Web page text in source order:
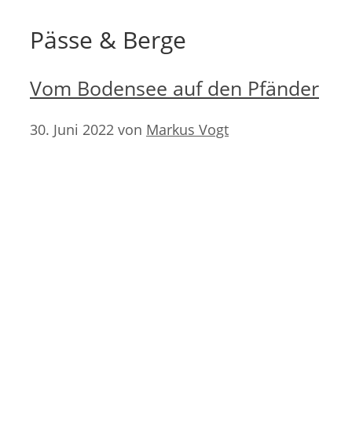
Pässe & Berge
Vom Bodensee auf den Pfänder
30. Juni 2022 von Markus Vogt